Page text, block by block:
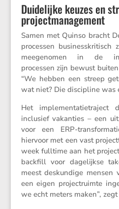
Duidelijke keuzes en
projectmanagement
Samen met Quinso bracht
processen
meege­nomen in de
processen zijn bewust
“We hebben een streep
wat niet? Die disci­pline was
Het imple­men­ta­tie­tra­ject
inclu­sief vakan­ties – een
voor een ERP-
hiervoor met een vast
week fulltime aan het
backfill voor dagelijkse
meest deskun­dige mensen
een eigen projec­t­ruimte
we echt meters maken”,